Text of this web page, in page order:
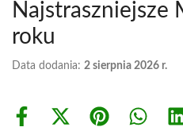
Najstraszniejsze
roku
Data dodania: 2 sierpnia 2026 r.
Share
Share Share Share